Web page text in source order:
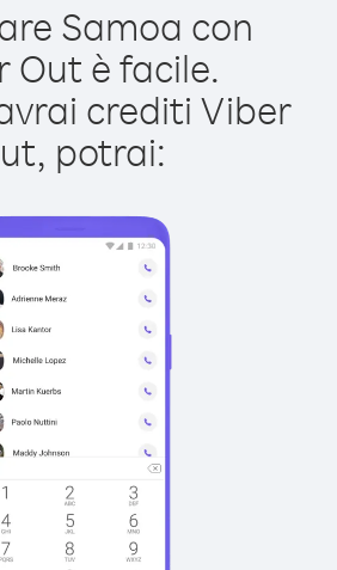
Samoa con
Out è facile.
crediti Viber
potrai: